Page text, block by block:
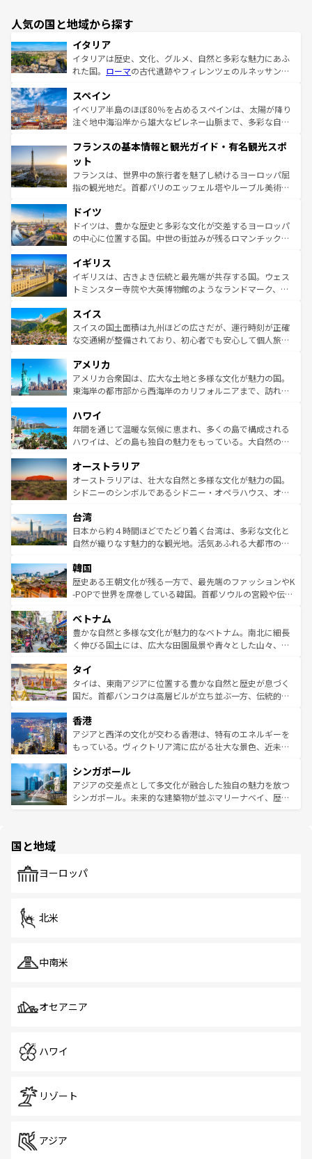
人気の国と地域から探す
イタリア
イタリアは歴史、文化、グルメ、自然と多彩な魅力にあふ
れた国。 ローマの古代遺跡やフィレンツェのルネッサンス
ろん、トスカーナの美しい田園風景やアマルフィ海岸の絶
景など、自然景観も見逃せない。観光の合間には、本場の
ピザやパスタなど、絶品のイタリア料理を堪能することも
ませてくれるイタリアで、忘れられない旅をしてみよう！
なお、新着のイタリア情報は
しい。
スペイン
イベリア半島のほぼ80％を占めるスペインは、太陽が降り
注ぐ地中海沿岸から雄大なピレネー山脈まで、多彩な自然
文化が根付くこの国では、情熱的なフラメンコ、熱気あふ
れる闘牛、そして美味しいタパスが生活の一部となってい
る。首都マドリードの洗練された雰囲気や、バルセロナの
アートに溢れた街角から、地方では古代ローマ遺跡や中世
せる。地方によって風土や気候が異なるスペインはその個
性で訪れる人を魅了する。 なお、新着のスペイン情報は コ
ンテンツ一覧を参照してほしい。
フランスの基本情報と観光ガイド・有名観光スポ
ット
フランスは、世界中の旅行者を魅了し続けるヨーロッパ屈
指の観光地だ。首都パリのエッフェル塔やルーブル美術館
で、幅広い魅力が詰まっている。華麗な宮殿、歴史的な大
聖堂、美しいビーチ、そして豊かな自然が、訪れる者を心
から魅了する。また、フランスは美食の国としても知ら
いる。シャンパンの発祥地であるランス、プロヴァンスの
香り高いラベンダー畑など、多彩な楽しみ方が可能だ。さ
らに、パリ以外の地域にも魅力が溢れており、どの街角に
れる地方に足を運ぶとそれぞれで全く異なる文化を体験で
きるだろう。 なお、新着のフランス情報はコンテンツ一覧
を参照してほしい。
ドイツ
ドイツは、豊かな歴史と多彩な文化が交差するヨーロッパ
の中心に位置する国。中世の街並みが残るロマンチック街
顔を持つこの国は、どこを歩いても飽きることがない。ベ
ルリンの文化的活気、バイエルン州のアルプスの絶景、そ
してライン川沿いのワイン畑といった風景は必見。ビール
は、お酒好きな人にはぜひ体験してほしい。 なお、新着の
ドイツ情報はコンテンツ一覧を参照してほしい。
イギリス
イギリスは、古きよき伝統と最先端が共存する国。ウェス
トミンスター寺院や大英博物館のようなランドマーク、歴
リアごとに異なる魅力がある。また、優雅なアフタヌーン
ティー、ビール好きにはたまらない英国パブ、サッカー観
戦など、本場だからこそできる体験も豊富。イギリスを旅
ンツ一覧を参照してほしい。
スイス
スイスの国土面積は九州ほどの広さだが、運行時刻が正確
な交通網が整備されており、初心者でも安心して個人旅行
の建物がそのまま残る町や、スイスならではのユニークな
博物館もあり、アルプス観光だけでなく町歩きも満喫する
ことができる。国民の所得が高いため物価も高いが、旅行
ば市内交通費無料で観光を楽しむこともできる。 なお、新
着のスイス情報はコンテンツ一覧 を参照してほしい。
アメリカ
アメリカ合衆国は、広大な土地と多様な文化が魅力の国。
東海岸の都市部から西海岸のカリフォルニアまで、訪れる
のような巨大都市は、観光、ショッピング、エンターテイ
ンメントが詰まった刺激的なスポットだ。一方、アメリカ
西部には大自然が広がり、グランドキャニオンやイエロー
部のニューオーリンズでは、音楽と美食が融合した独特の
文化が魅力。旅行者はアメリカの各地域で異なる魅力を楽
しみながら、その多様性と豊かな歴史を感じることができ
ならではの贅沢な旅のスタイルだ。 なお、新着のアメリカ
情報はコンテンツ一覧を参照してほしい。
ハワイ
年間を通じて温暖な気候に恵まれ、多くの島で構成される
ハワイは、どの島も独自の魅力をもっている。大自然の神
ワイ島は見逃せない。また、定番の観光地といえばオアフ
島だが、静かな自然を求めるならマウイ島やカウアイ島が
おすすめ。エメラルドグリーンに輝く海をはじめ、豊かな
れるおもてなしの心で訪れる人々を迎えてくれるハワイの
人々、おいしいローカルフードやハワイアンミュージッ
ク、伝統的なフラダンスなど、すべてがハワイの魅力を彩
ワイを、存分に味わってほしい。 なお、新着のハワイ情報
はコンテンツ一覧を参照してほしい。
オーストラリア
オーストラリアは、壮大な自然と多様な文化が魅力の国。
シドニーのシンボルであるシドニー・オペラハウス、オー
リアリーフや大陸中央部にそびえるウルル（エアーズロッ
ク）、タスマニアの美しい原生林やケアンズの熱帯雨林な
ど、見どころがたくさん。また、カフェやワイン、オージ
いる。アクティビティも充実しており、サーフィンやダイ
ビング、ハイキングなど、アウトドア好きにはたまらな
い。オーストラリアの多彩な魅力を存分に味わいつくそ
参照してほしい。
台湾
日本から約４時間ほどでたどり着く台湾は、多彩な文化と
自然が織りなす魅力的な観光地。活気あふれる大都市の台
ン）、静ひつな山岳地帯である台湾東部など、都市の喧騒
と山間の静けさが共存しており、訪れる人に新しい発見と
驚きをもたらしてくれる。また、奥深い台湾の食文化も魅
容にもいいと評判のスイーツなど、バラエティ豊かな料理
が味わえる。 なお、新着の台湾情報は コンテンツ一覧を参
照してほしい。
韓国
歴史ある王朝文化が残る一方で、最先端のファッションやK
-POPで世界を席巻している韓国。首都ソウルの宮殿や伝統
き、地方に足を延ばせば四季折々の自然美を楽しむことが
できる。そして、キムチや焼肉、絶品のストリートフード
まで、さまざまな韓国料理が待っている。夜には、韓国な
リティに包まれながら、韓国の多彩な魅力を心ゆくまで味
わってみてほしい。 なお、新着の韓国情報はコンテンツ一
覧を参照してほしい。
ベトナム
豊かな自然と多様な文化が魅力的なベトナム。南北に細長
く伸びる国土には、広大な田園風景や青々とした山々、世
急速な発展と共に伝統が息づく。ハノイの古い町並みやホ
ーチミン市のフランス統治時代の建物も、独特の雰囲気を
醸し出している。また、バラエティの豊かさとおいしさで
とつ。フォーやバインミー、ベトナムコーヒーなどは、ぜ
ひ現地で味わいたい。どの地域を訪れてもあたたかい人々
が旅行者を迎えてくれるので、きっと忘れられない旅にな
参照してほしい。
タイ
タイは、東南アジアに位置する豊かな自然と歴史が息づく
国だ。首都バンコクは高層ビルが立ち並ぶ一方、伝統的な
の活気が交差している。北部ではチェンマイなどの山岳地
帯で自然と触れ合い、南部ではプーケットやクラビの美し
いビーチでリゾート気分を楽しむことができる。タイ料理
激する。気候は一年中温暖で、どの季節にも異なる楽しみ
が待っている。親しみやすいタイの人々、仏教を中心とし
た文化、そして多様な観光資源が、訪れる旅人を魅了し続
香港
アジアと西洋の文化が交わる香港は、特有のエネルギーを
もっている。ヴィクトリア湾に広がる壮大な景色、近未来
み、どこを訪れても感動するはず。観光スポットが密集し
ており、効率よく見どころを回れるのも魅力。息をのむよ
うな絶景から文化的な体験まで、香港を存分に楽しみ尽く
シンガポール
アジアの交差点として多文化が融合した独自の魅力を放つ
シンガポール。未来的な建築物が並ぶマリーナベイ、歴史
で、ホーカーズは地元の風情を楽しめる外せないスポット
国と地域
ヨーロッパ
北米
中南米
オセアニア
ハワイ
リゾート
アジア